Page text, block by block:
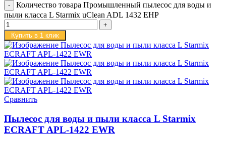
Количество товара Промышленный пылесос для воды и
пыли класса L Starmix uClean ADL 1432 EHP
Купить в 1 клик
Сравнить
Пылесос для воды и пыли класса L Starmix
ECRAFT APL-1422 EWR